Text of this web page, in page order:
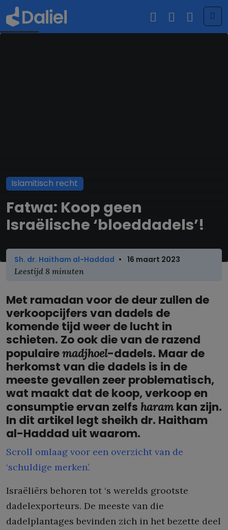
Islamitisch recht
Fatwa: Koop geen
Israëlische ‘bloeddadels’!
Sh. dr. Haitham al-Haddad • 16 maart 2023
Leestijd 8 minuten
Met ramadan voor de deur zullen de
verkoopcijfers van dadels de
komende tijd weer de lucht in
schieten. Zo ook die van de razend
populairemadjhoel-dadels. Maar de
herkomst van die dadels is in de
meeste gevallen zeer problematisch,
wat maakt dat de koop, verkoop en
consumptie ervan zelfs haramkan zijn.
In dit artikel legt sheikh dr. Haitham
al-Haddad uit waarom.
Scroll omlaag voor een overzicht van de
‘schuldige merken’.
Israëliërs behoren tot ‘s werelds grootste
dadelexporteurs. De meeste van die
dadelplantages bevinden zich in het bezette deel